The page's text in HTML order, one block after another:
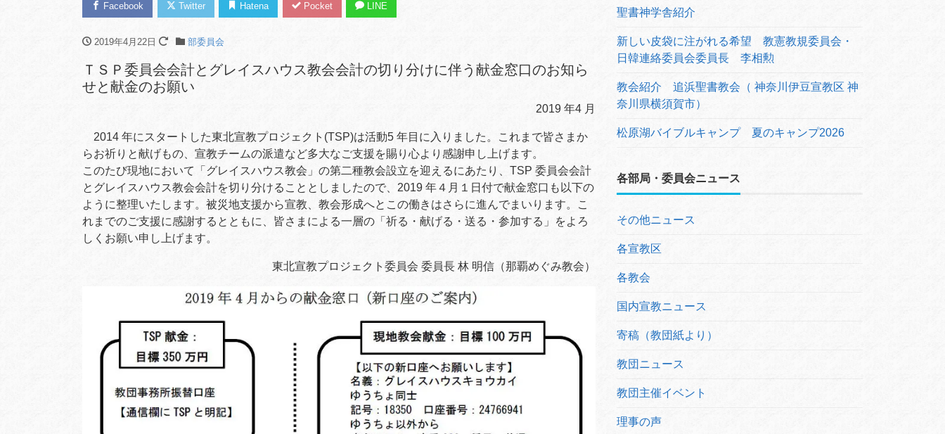
Facebook Twitter Hatena Pocket LINE
2019年4月22日 部委員会
ＴＳＰ委員会会計とグレイスハウス教会会計の切り分けに伴う献金窓口のお知ら
せと献金のお願い
2019 年4 月
2014 年にスタートした東北宣教プロジェクト(TSP)は活動5 年目に入りました。これまで皆さまか
らお祈りと献げもの、宣教チームの派遣など多大なご支援を賜り心より感謝申し上げます。
このたび現地において「グレイスハウス教会」の第二種教会設立を迎えるにあたり、TSP 委員会会計
とグレイスハウス教会会計を切り分けることとしましたので、2019 年４月１日付で献金窓口も以下の
ように整理いたします。被災地支援から宣教、教会形成へとこの働きはさらに進んでまいります。こ
れまでのご支援に感謝するとともに、皆さまによる一層の「祈る・献げる・送る・参加する」をよろ
しくお願い申し上げます。
東北宣教プロジェクト委員会 委員長 林 明信（那覇めぐみ教会）
聖書神学舎紹介
新しい皮袋に注がれる希望 教憲教規委員会・
日韓連絡委員会委員長 李相勲
教会紹介 追浜聖書教会（ 神奈川伊豆宣教区 神
奈川県横須賀市）
松原湖バイブルキャンプ 夏のキャンプ2026
各部局・委員会ニュース
その他ニュース
各宣教区
各教会
国内宣教ニュース
寄稿（教団紙より）
教団ニュース
教団主催イベント
理事の声